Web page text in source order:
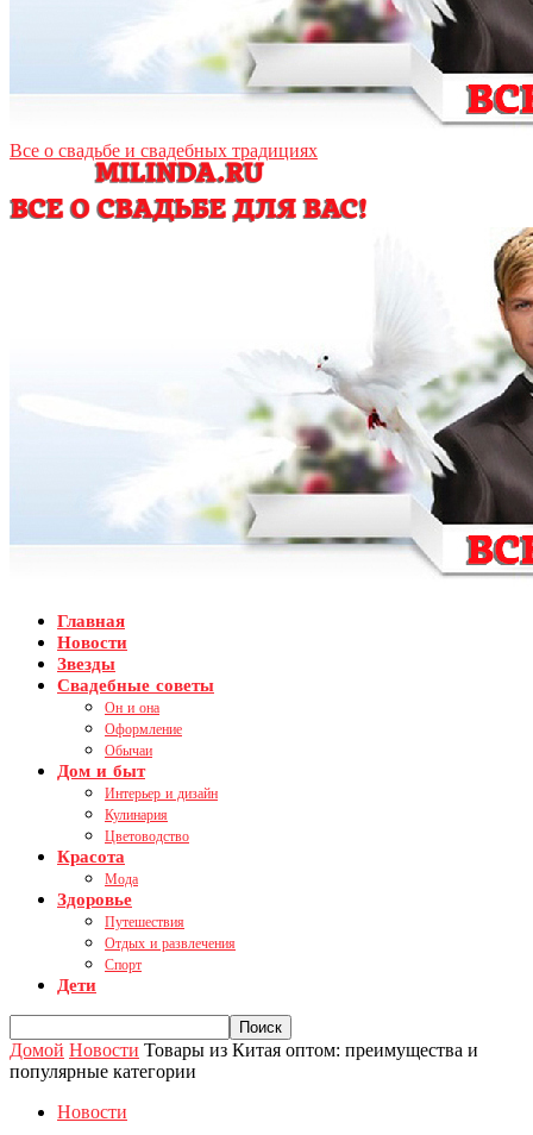
Все о свадьбе и свадебных традициях
Главная
Новости
Звезды
Свадебные советы
Он и она
Оформление
Обычаи
Дом и быт
Интерьер и дизайн
Кулинария
Цветоводство
Красота
Мода
Здоровье
Путешествия
Отдых и развлечения
Спорт
Дети
Домой Новости Товары из Китая оптом: преимущества и
популярные категории
Новости